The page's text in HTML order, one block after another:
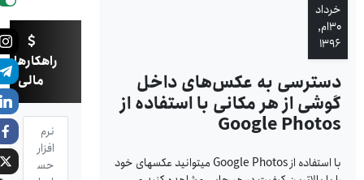
خرداد
۳۰ام,
۱۳۹۶
دسترسی به عکس‌های داخل
گوشی از هر مکانی با استفاده از
Google Photos
با استفاده از Google Photos می­توانید عکس­های خود
راهکارهای
مالی
نرم
افزار
حس